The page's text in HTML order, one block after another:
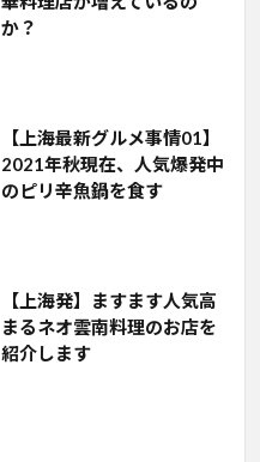
か？
【上海最新グルメ事情01】
2021年秋現在、人気爆発中
のピリ辛魚鍋を食す
【上海発】ますます人気高
まるネオ雲南料理のお店を
紹介します